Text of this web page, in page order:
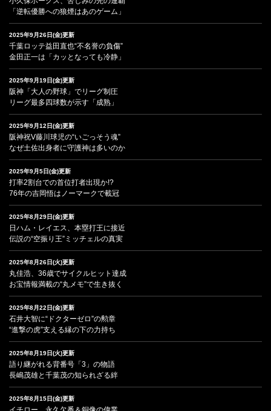
「逆転優勝への狼煙はあのゲーム」
2025年9月26日(金)更新
千葉ロッテ益田直也“不名誉の負傷”
金田正一は「カッとなっても冷静」
2025年9月19日(金)更新
阪神「大人の野球」でリーグ制圧
リーグ最多四球数が示す「成熟」
2025年9月12日(金)更新
阪神祝V藤川球児の“いごっそう魂”
なぜ土佐出身者に守護神は多いのか
2025年9月5日(金)更新
打率2割台での首位打者出現か!?
76年の吉岡悟はノーマークで載冠
2025年8月29日(金)更新
日ハム・レイエス、本塁打王に接近
伝説の“空振り王”ミッチェルの真実
2025年8月26日(火)更新
丸佳浩、36歳でサイクルヒット達成
お宝情報満載の“丸メモ”で生き抜く
2025年8月22日(金)更新
石井大智に“ドクターゼロ”の勲章
“進撃の虎”支える縁の下の力持ち
2025年8月19日(火)更新
語り継がれる背番号「3」の物語
長嶋茂雄と千葉茂の知られざる絆
2025年8月15日(金)更新